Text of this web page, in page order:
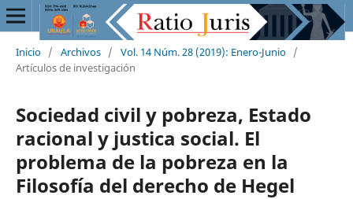
Inicio / Archivos / Vol. 14 Núm. 28 (2019): Enero-Junio /
Artículos de investigación
Sociedad civil y pobreza, Estado
racional y justica social. El
problema de la pobreza en la
Filosofía del derecho de Hegel